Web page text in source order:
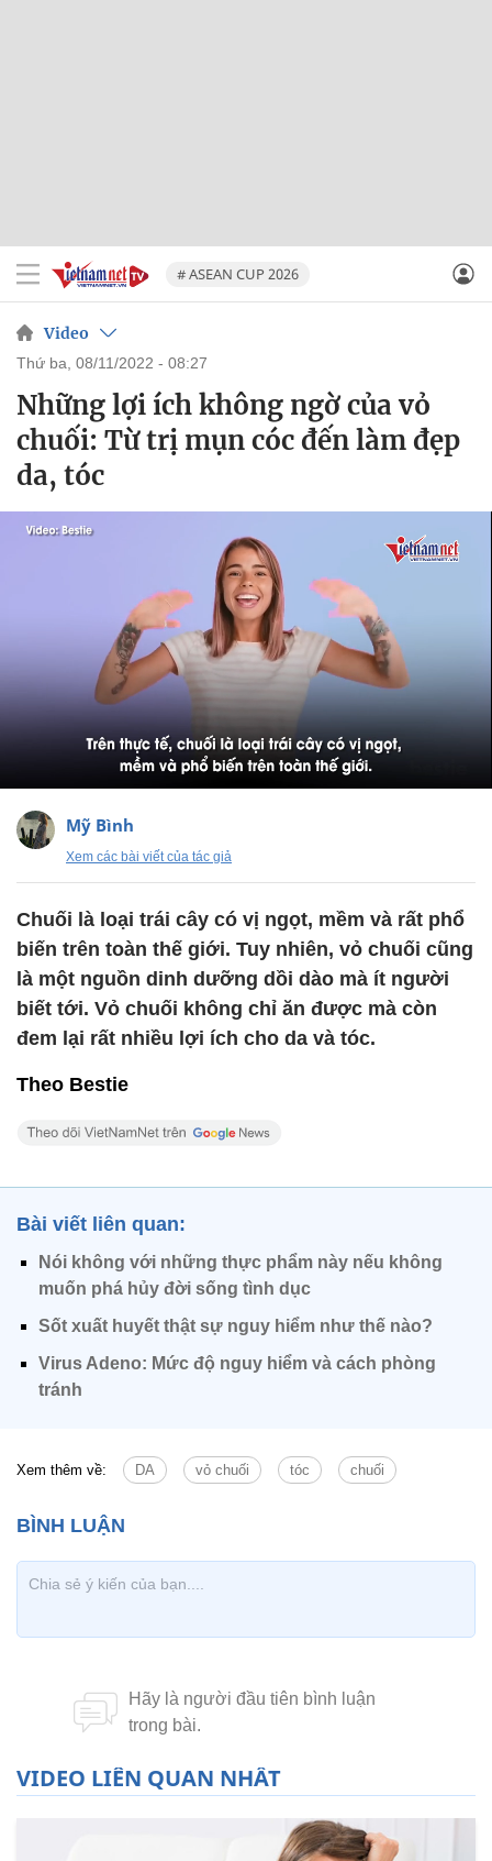
# ASEAN CUP 2026
Video
thứ ba, 08/11/2022 - 08:27
Những lợi ích không ngờ của vỏ
chuối: Từ trị mụn cóc đến làm đẹp
da, tóc
Mỹ Bình
Xem các bài viết của tác giả
Chuối là loại trái cây có vị ngọt, mềm và rất phổ
biến trên toàn thế giới. Tuy nhiên, vỏ chuối cũng
là một nguồn dinh dưỡng dồi dào mà ít người
biết tới. Vỏ chuối không chỉ ăn được mà còn
đem lại rất nhiều lợi ích cho da và tóc.
Theo Bestie
Bài viết liên quan:
Nói không với những thực phẩm này nếu không
muốn phá hủy đời sống tình dục
Sốt xuất huyết thật sự nguy hiểm như thế nào?
Virus Adeno: Mức độ nguy hiểm và cách phòng
tránh
Xem thêm về: DA vỏ chuối tóc chuối
VIDEO LIÊN QUAN NHẤT